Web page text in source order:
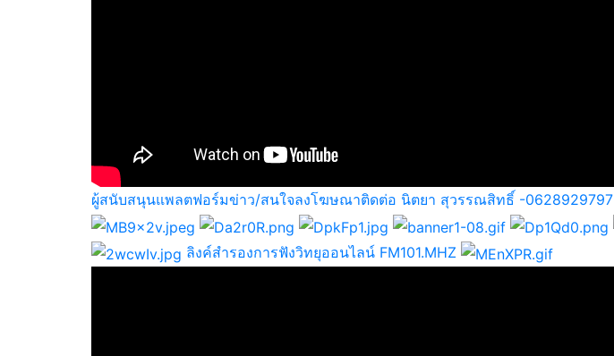
ผู้สนับสนุนแพลตฟอร์มข่าว/สนใจลงโฆษณาติดต่อ นิตยา สุวรรณสิทธิ์ -0628929797
ลิงค์สำรองการฟังวิทยุออนไลน์ FM101.MHZ